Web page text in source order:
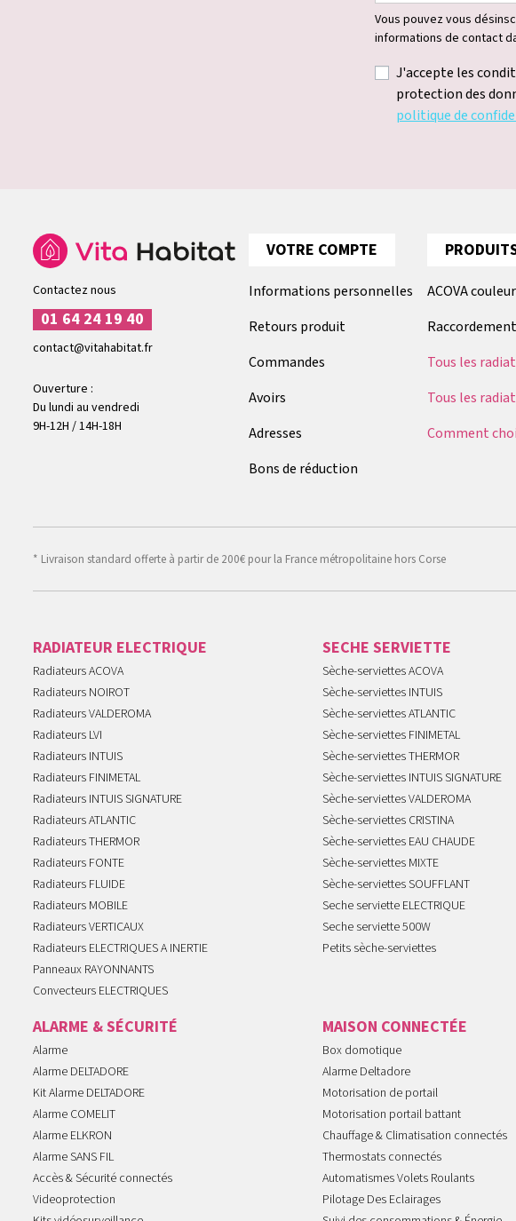
Vous pouvez vous
informations de contact
J'accepte les
protection des
politique de
Contactez nous
01 64 24 19 40
contact@vitahabitat.fr
Ouverture :
Du lundi au vendredi
9H-12H / 14H-18H
VOTRE COMPTE
Informations personnelles
Retours produit
Commandes
Avoirs
Adresses
Bons de réduction
ACOVA
Tous les
Tous les
Comment
* Livraison standard offerte à partir de 200€ pour la France métropolitaine hors Corse
RADIATEUR ELECTRIQUE
Radiateurs ACOVA
Radiateurs NOIROT
Radiateurs VALDEROMA
Radiateurs LVI
Radiateurs INTUIS
Radiateurs FINIMETAL
Radiateurs INTUIS SIGNATURE
Radiateurs ATLANTIC
Radiateurs THERMOR
Radiateurs FONTE
Radiateurs FLUIDE
Radiateurs MOBILE
Radiateurs VERTICAUX
Radiateurs ELECTRIQUES A INERTIE
Panneaux RAYONNANTS
Convecteurs ELECTRIQUES
SECHE SERVIETTE
Sèche-serviettes ACOVA
Sèche-serviettes INTUIS
Sèche-serviettes ATLANTIC
Sèche-serviettes FINIMETAL
Sèche-serviettes THERMOR
Sèche-serviettes INTUIS SIGNATURE
Sèche-serviettes VALDEROMA
Sèche-serviettes CRISTINA
Sèche-serviettes EAU CHAUDE
Sèche-serviettes MIXTE
Sèche-serviettes SOUFFLANT
Seche serviette ELECTRIQUE
Seche serviette 500W
Petits sèche-serviettes
ALARME & SÉCURITÉ
Alarme
Alarme DELTADORE
Kit Alarme DELTADORE
Alarme COMELIT
Alarme ELKRON
Alarme SANS FIL
Accès & Sécurité connectés
Videoprotection
MAISON CONNECTÉE
Box domotique
Alarme Deltadore
Motorisation de portail
Motorisation portail battant
Chauffage & Climatisation connectés
Thermostats connectés
Automatismes Volets Roulants
Pilotage Des Eclairages